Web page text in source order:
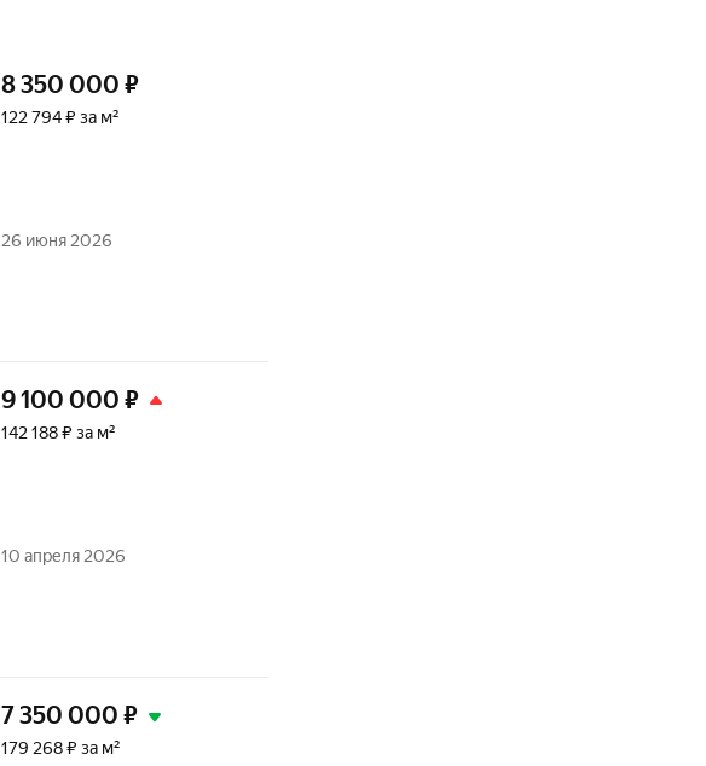
8 350 000 ₽
122 794 ₽ за м²
26 июня 2026
9 100 000 ₽
142 188 ₽ за м²
10 апреля 2026
7 350 000 ₽
179 268 ₽ за м²